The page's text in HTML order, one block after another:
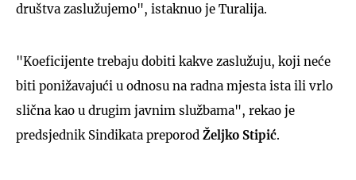
društva zaslužujemo", istaknuo je Turalija.
"Koeficijente trebaju dobiti kakve zaslužuju, koji neće
biti ponižavajući u odnosu na radna mjesta ista ili vrlo
slična kao u drugim javnim službama", rekao je
predsjednik Sindikata preporod Željko Stipić.